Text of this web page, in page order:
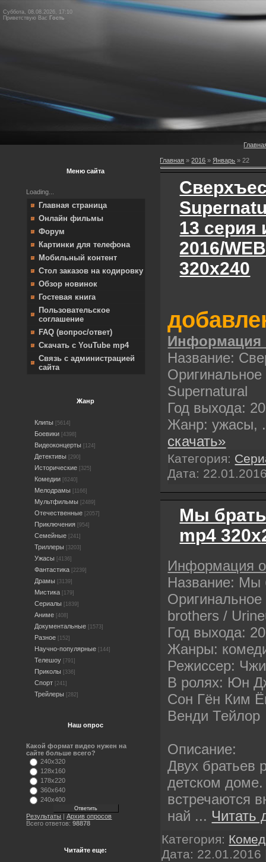
Суббота, 08.08.2026, 17:10
Приветствую Вас Гость
Меню сайта
Loading...
Главная страница
Онлайн фильмы
Форум
Картинки для телефона
Мобильный контент
Стол заказов на кодировку
Обзор новинок
Гостевая книга
Пользовательское
соглашение
FAQ (вопрос/ответ)
Скачать с YouTube mp4
Связь с администрацией
сайта
Жанр
Клипы [5614]
Боевики [4398]
Видеоконцерты [124]
Детективы [290]
Исторические [325]
Комедии [6240]
Мелодрамы [1166]
Мультфильмы [2489]
Отечественные [2057]
Приключения [954]
Семейные [241]
Триллеры [3203]
Ужасы [4136]
Фантастика [2239]
Драмы [3139]
Мистика [179]
Сериалы [1839]
Аниме [408]
Документальные [1573]
Разное [152]
Научно-популярные [144]
Телешоу [791]
Приколы [336]
Спорт [241]
Трейлеры [282]
Наш опрос
Какой формат видео нужен на
сайте больше всего?
240x320
128x160
178x220
360x640
240x400
Результаты |Архив опросов
Всего ответов:98878
Читайте еще:
Главная »2016 » Январь » 22
13 серия
2016/
320х240
Название:
Оригинальное
Supernatural
Год выхода:
Жанр: ужасы,
скачать»
Категория:
Дата:
Мы
mp4
Информация
Название: Мы
brothers /
Год выхода:
Жанры:
Режиссер:
В ролях: Юн
Сон Гён Ким
Венди Тейлор
Описание:
Двух братьев
детском
встречаются
най ... Читать
Категория:
Дата: 22.01.2016